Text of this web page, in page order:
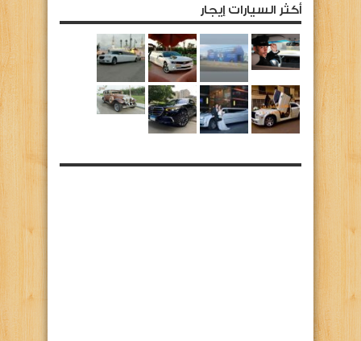
أكثر السيارات إيجار